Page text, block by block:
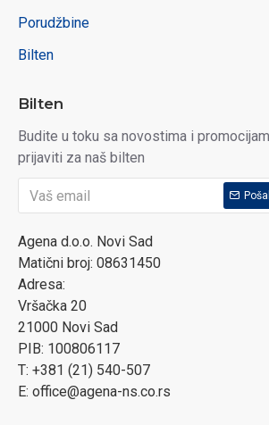
Porudžbine
Bilten
Bilten
Budite u toku sa novostima i
prijaviti za naš bilten
Agena d.o.o. Novi Sad
Matični broj: 08631450
Adresa:
Vršačka 20
21000 Novi Sad
PIB: 100806117
T: +381 (21) 540-507
E: office@agena-ns.co.rs